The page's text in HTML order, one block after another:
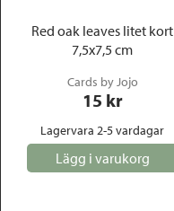
Red oak leaves litet kort
7,5x7,5 cm
Cards by Jojo
15 kr
Lagervara 2-5 vardagar
Lägg i varukorg